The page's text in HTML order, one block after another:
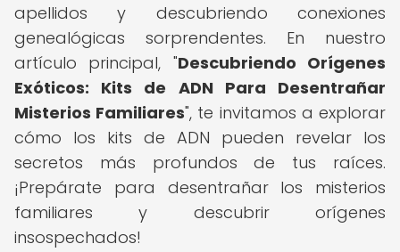
apellidos y descubriendo conexiones
genealógicas sorprendentes. En nuestro
artículo principal, "Descubriendo Orígenes
Exóticos: Kits de ADN Para Desentrañar
Misterios Familiares", te invitamos a explorar
cómo los kits de ADN pueden revelar los
secretos más profundos de tus raíces.
¡Prepárate para desentrañar los misterios
familiares y descubrir orígenes
insospechados!